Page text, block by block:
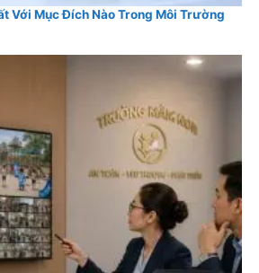
Với Mục Đích Nào Trong Môi Trường